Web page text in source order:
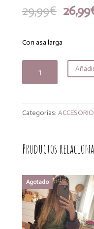
29,99€ El
precio
26,99
Con asa larga
flower
Categorías:
Productos